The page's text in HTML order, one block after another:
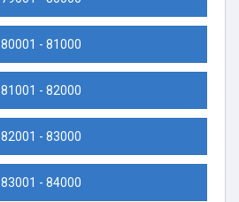
80001 - 81000
81001 - 82000
82001 - 83000
83001 - 84000